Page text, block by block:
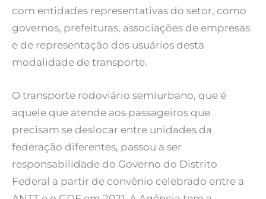
com entidades representativas do setor, como
governos, prefeituras, associações de empresas
e de representação dos usuários desta
modalidade de transporte.
O transporte rodoviário semiurbano, que é
aquele que atende aos passageiros que
precisam se deslocar entre unidades da
federação diferentes, passou a ser
responsabilidade do Governo do Distrito
Federal a partir de convênio celebrado entre a